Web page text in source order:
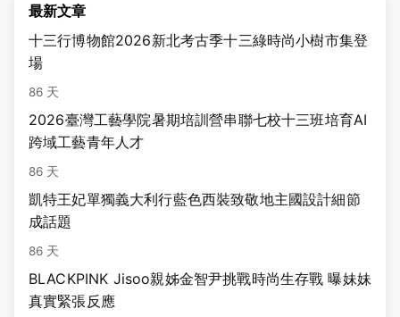
最新文章
十三行博物館2026新北考古季十三綠時尚小樹市集登
場
86 天
2026臺灣工藝學院暑期培訓營串聯七校十三班培育AI
跨域工藝青年人才
86 天
凱特王妃單獨義大利行藍色西裝致敬地主國設計細節
成話題
86 天
BLACKPINK Jisoo親姊金智尹挑戰時尚生存戰 曝妹妹
真實緊張反應